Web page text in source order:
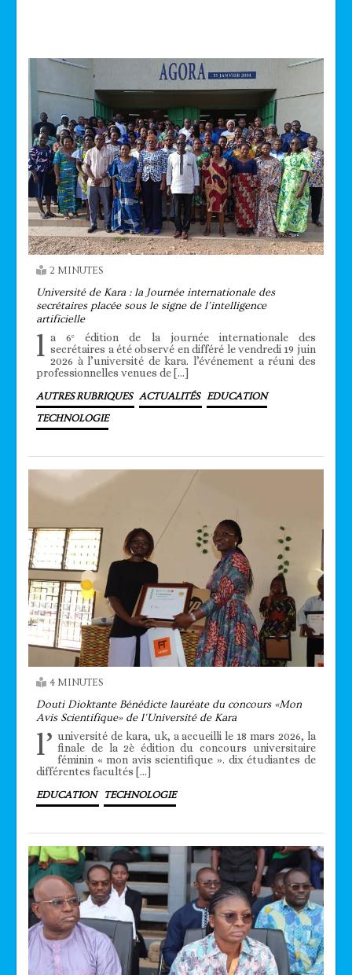
2 MINUTES
Université de Kara : la Journée internationale des
secrétaires placée sous le signe de l’intelligence
artificielle
l a 6ᵉ édition de la journée internationale des
secrétaires a été observé en différé le vendredi 19 juin
2026 à l’université de kara. l’événement a réuni des
professionnelles venues de […]
AUTRES RUBRIQUES ACTUALITÉS EDUCATION
TECHNOLOGIE
4 MINUTES
Douti Dioktante Bénédicte lauréate du concours «Mon
Avis Scientifique» de l’Université de Kara
l’ université de kara, uk, a accueilli le 18 mars 2026, la
finale de la 2è édition du concours universitaire
féminin « mon avis scientifique ». dix étudiantes de
différentes facultés […]
EDUCATION TECHNOLOGIE